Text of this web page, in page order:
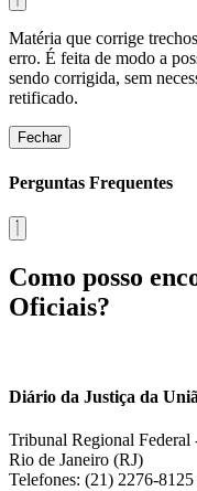
Matéria que corrige
erro. É feita de modo a
sendo corrigida, sem
retificado.
Fechar
Perguntas Frequentes
Como posso
Oficiais?
Diário da Justiça da
Tribunal Regional Federal
Rio de Janeiro (RJ)
Telefones: (21) 2276-